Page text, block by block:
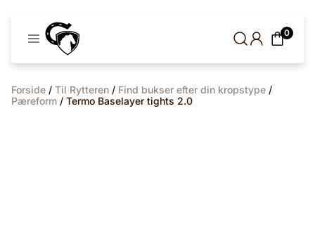
0
Forside / Til Rytteren / Find bukser efter din kropstype /
Pæreform / Termo Baselayer tights 2.0